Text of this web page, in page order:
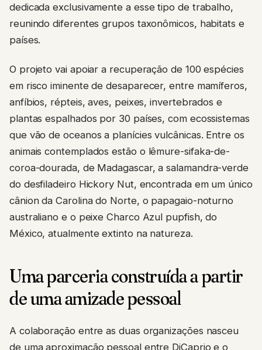
dedicada exclusivamente a esse tipo de trabalho,
reunindo diferentes grupos taxonômicos, habitats e
países.
O projeto vai apoiar a recuperação de 100 espécies
em risco iminente de desaparecer, entre mamíferos,
anfíbios, répteis, aves, peixes, invertebrados e
plantas espalhados por 30 países, com ecossistemas
que vão de oceanos a planícies vulcânicas. Entre os
animais contemplados estão o lêmure-sifaka-de-
coroa-dourada, de Madagascar, a salamandra-verde
do desfiladeiro Hickory Nut, encontrada em um único
cânion da Carolina do Norte, o papagaio-noturno
australiano e o peixe Charco Azul pupfish, do
México, atualmente extinto na natureza.
Uma parceria construída a partir
de uma amizade pessoal
A colaboração entre as duas organizações nasceu
de uma aproximação pessoal entre DiCaprio e o